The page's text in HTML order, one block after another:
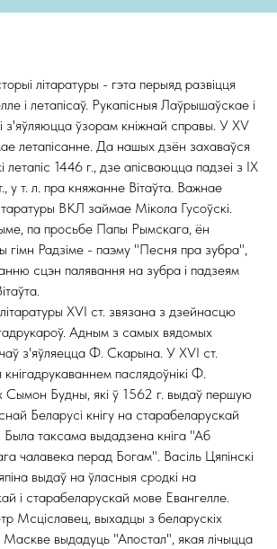
літаратуры - гэта перыяд развіцця
і летапісаў. Рукапісныя Лаўрышаўскае і
з'яўляюцца ўзорам кніжнай справы. У XV
летапісанне. Да нашых дзён захаваўся
летапіс 1446 г., дзе апісваюцца падзеі з IX
у т. л. пра княжанне Вітаўта. Важнае
ВКЛ займае Мікола Гусоўскі.
па просьбе Папы Рымскага, ён
гімн Радзіме - паэму "Песня пра зубра",
сцэн палявання на зубра і падзеям
XVI ст. звязана з дзейнасцю
Адным з самых вядомых
з'яўляецца Ф. Скарына. У XVI ст.
паслядоўнікі Ф.
Сымон Будны, які ў 1562 г. выдаў першую
Беларусі кнігу на старабеларускай
Была таксама выдадзена кніга "Аб
чалавека перад Богам". Васіль Цяпінскі
выдаў на ўласныя сродкі на
і старабеларускай мове Евангелле.
Мсціславец, выхадцы з беларускіх
Маскве выдадуць "Апостал", якая лічыцца